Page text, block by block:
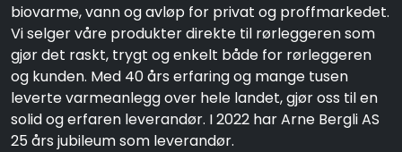
biovarme, vann og avløp for privat og proffmarkedet.
Vi selger våre produkter direkte til rørleggeren som
gjør det raskt, trygt og enkelt både for rørleggeren
og kunden. Med 40 års erfaring og mange tusen
leverte varmeanlegg over hele landet, gjør oss til en
solid og erfaren leverandør. I 2022 har Arne Bergli AS
25 års jubileum som leverandør.